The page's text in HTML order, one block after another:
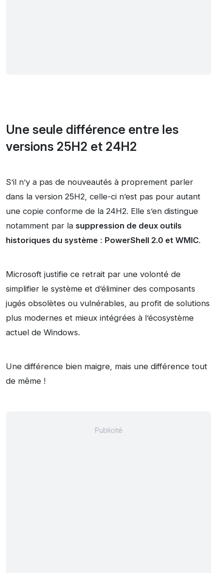
Une seule différence entre les
versions 25H2 et 24H2
S’il n’y a pas de nouveautés à proprement parler
dans la version 25H2, celle-ci n’est pas pour autant
une copie conforme de la 24H2. Elle s’en distingue
notamment par la suppression de deux outils
historiques du système : PowerShell 2.0 et WMIC.
Microsoft justifie ce retrait par une volonté de
simplifier le système et d’éliminer des composants
jugés obsolètes ou vulnérables, au profit de solutions
plus modernes et mieux intégrées à l’écosystème
actuel de Windows.
Une différence bien maigre, mais une différence tout
de même !